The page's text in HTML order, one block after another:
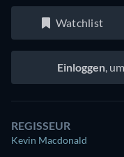
Watchlist
Einloggen,
REGISSEUR
Kevin Macdonald